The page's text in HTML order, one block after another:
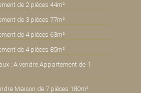
de 2 pièces 44m²
de 3 pièces 77m²
de 4 pièces 63m²
de 4 pièces 85m²
: A vendre Appartement de 1
Maison de 7 pièces 180m²